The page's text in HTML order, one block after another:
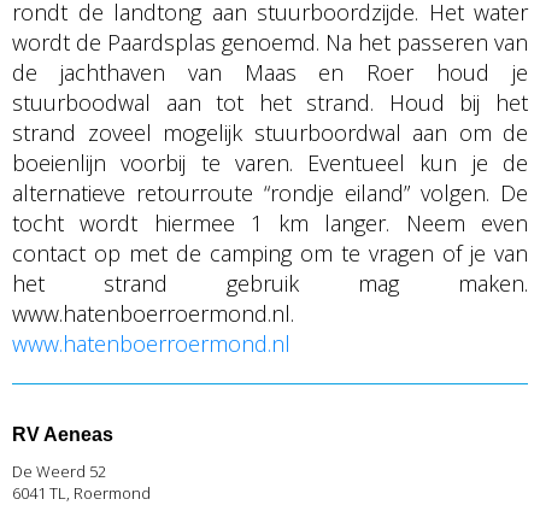
rondt de landtong aan stuurboordzijde. Het water
wordt de Paardsplas genoemd. Na het passeren van
de jachthaven van Maas en Roer houd je
stuurboodwal aan tot het strand. Houd bij het
strand zoveel mogelijk stuurboordwal aan om de
boeienlijn voorbij te varen. Eventueel kun je de
alternatieve retourroute “rondje eiland” volgen. De
tocht wordt hiermee 1 km langer. Neem even
contact op met de camping om te vragen of je van
het strand gebruik mag maken.
www.hatenboerroermond.nl.
www.hatenboerroermond.nl
RV Aeneas
De Weerd 52
6041 TL, Roermond